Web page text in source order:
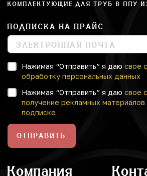
КОМПЛЕКТУЮЩИЕ ДЛЯ ТРУБ В ППУ
ПОДПИСКА НА ПРАЙС
Нажимая “Отправить” я даю свое
обработку персональных данных
Нажимая “Отправить” я даю свое
получение рекламных материалов
подписке
ОТПРАВИТЬ
Компания